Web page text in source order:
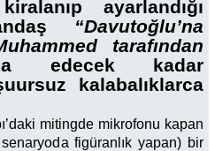
ayarlandığı
“Davutoğlu’na
tarafından
edecek kadar
kalabalıklarca
mitingde mikrofonu kapan
figüranlık yapan) bir